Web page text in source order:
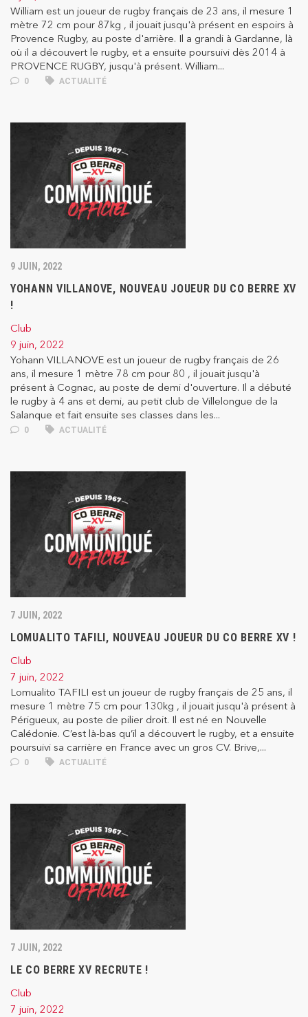
William est un joueur de rugby français de 23 ans, il mesure 1
mètre 72 cm pour 87kg , il jouait jusqu'à présent en espoirs à
Provence Rugby, au poste d'arrière. Il a grandi à Gardanne, là
où il a découvert le rugby, et a ensuite poursuivi dès 2014 à
PROVENCE RUGBY, jusqu'à présent. William...
0 ACTUALITÉ
9 JUIN, 2022
YOHANN VILLANOVE, NOUVEAU JOUEUR DU CO BERRE XV
!
Club
9 juin, 2022
Yohann VILLANOVE est un joueur de rugby français de 26
ans, il mesure 1 mètre 78 cm pour 80 , il jouait jusqu'à
présent à Cognac, au poste de demi d'ouverture. Il a débuté
le rugby à 4 ans et demi, au petit club de Villelongue de la
Salanque et fait ensuite ses classes dans les...
0 ACTUALITÉ
7 JUIN, 2022
LOMUALITO TAFILI, NOUVEAU JOUEUR DU CO BERRE XV !
Club
7 juin, 2022
Lomualito TAFILI est un joueur de rugby français de 25 ans, il
mesure 1 mètre 75 cm pour 130kg , il jouait jusqu'à présent à
Périgueux, au poste de pilier droit. Il est né en Nouvelle
Calédonie. C’est là-bas qu’il a découvert le rugby, et a ensuite
poursuivi sa carrière en France avec un gros CV. Brive,...
0 ACTUALITÉ
7 JUIN, 2022
LE CO BERRE XV RECRUTE !
Club
7 juin, 2022